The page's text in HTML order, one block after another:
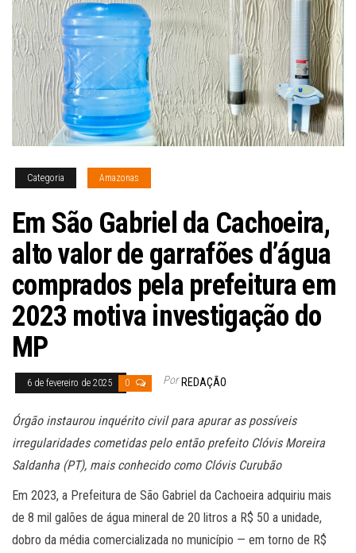
Categoria Amazonas
Em São Gabriel da Cachoeira,
alto valor de garrafões d’água
comprados pela prefeitura em
2023 motiva investigação do
MP
6 de fevereiro de 2025 0 Por REDAÇÃO
Órgão instaurou inquérito civil para apurar as possíveis
irregularidades cometidas pelo então prefeito Clóvis Moreira
Saldanha (PT), mais conhecido como Clóvis Curubão
Em 2023, a Prefeitura de São Gabriel da Cachoeira adquiriu mais
de 8 mil galões de água mineral de 20 litros a R$ 50 a unidade,
dobro da média comercializada no município — em torno de R$